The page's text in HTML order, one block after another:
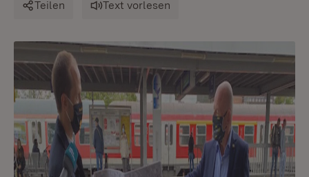
Teilen Text vorlesen